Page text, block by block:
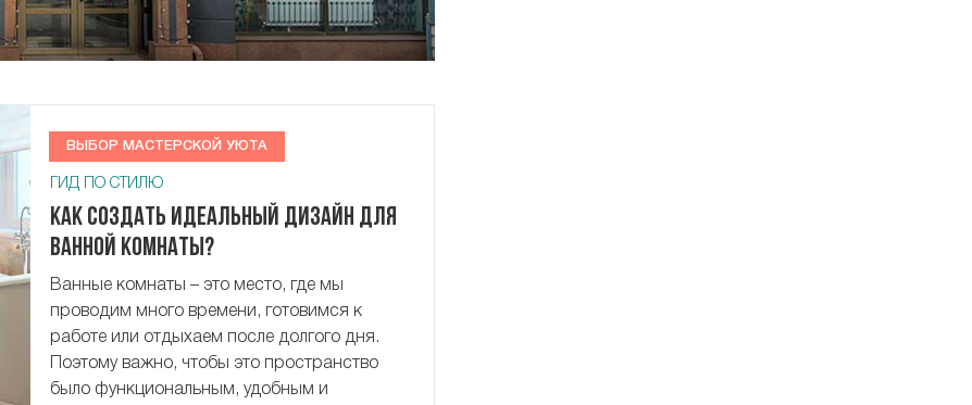
ВЫБОР МАСТЕРСКОЙ УЮТА
ГИД ПО СТИЛЮ
Как создать идеальный дизайн для
ванной комнаты?
Ванные комнаты – это место, где мы
проводим много времени, готовимся к
работе или отдыхаем после долгого дня.
Поэтому важно, чтобы это пространство
было функциональным, удобным и